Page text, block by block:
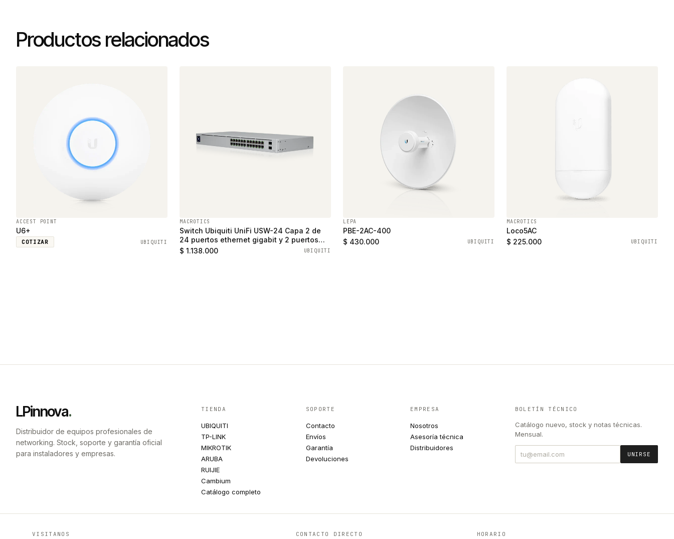
Productos relacionados
ACCEST POINT
U6+
COTIZAR UBIQUITI
MACROTICS
Switch Ubiquiti UniFi USW-24 Capa 2 de
24 puertos ethernet gigabit y 2 puertos
SFP
$ 1.138.000 UBIQUITI
LEPA
PBE-2AC-400
$ 430.000
UBIQUITI
MACROTICS
Loco5AC
$ 225.000
UBIQUITI
LPinnova.
Distribuidor de equipos profesionales de
networking. Stock, soporte y garantía oficial
para instaladores y empresas.
TIENDA
UBIQUITI
TP-LINK
MIKROTIK
ARUBA
RUIJIE
Cambium
Catálogo completo
SOPORTE
Contacto
Envíos
Garantía
Devoluciones
EMPRESA
Nosotros
Asesoría técnica
Distribuidores
BOLETÍN TÉCNICO
Catálogo nuevo, stock y notas técnicas.
Mensual.
UNIRSE
VISITANOS CONTACTO DIRECTO HORARIO